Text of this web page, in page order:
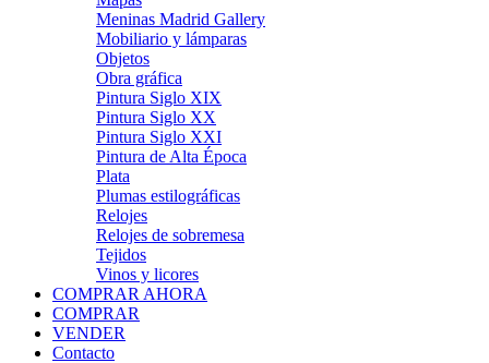
Meninas Madrid Gallery
Mobiliario y lámparas
Objetos
Obra gráfica
Pintura Siglo XIX
Pintura Siglo XX
Pintura Siglo XXI
Pintura de Alta Época
Plata
Plumas estilográficas
Relojes
Relojes de sobremesa
Tejidos
Vinos y licores
COMPRAR AHORA
COMPRAR
VENDER
Contacto